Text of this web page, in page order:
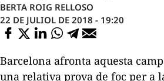
BERTA ROIG RELLOSO
22 DE JULIOL DE 2018 - 19:20
Barcelona afronta aquesta
una relativa prova de foc per a